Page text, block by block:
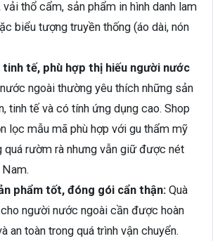
thổ cẩm, sản phẩm in hình danh lam
biểu tượng truyền thống (áo dài, nón
tế, phù hợp thị hiếu người nước
ngoài thường yêu thích những sản
tinh tế và có tính ứng dụng cao. Shop
lọc mẫu mã phù hợp với gu thẩm mỹ
quá rườm rà nhưng vẫn giữ được nét
phẩm tốt, đóng gói cẩn thận: Quà
người nước ngoài cần được hoàn
an toàn trong quá trình vận chuyển.